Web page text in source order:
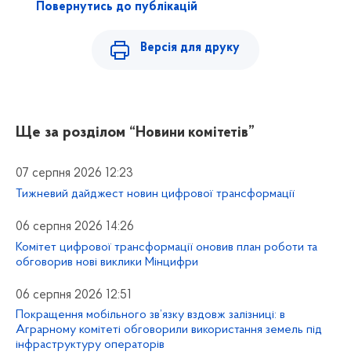
Повернутись до публікацій
Версія для друку
Ще за розділом “Новини комітетів”
07 серпня 2026 12:23
Тижневий дайджест новин цифрової трансформації
06 серпня 2026 14:26
Комітет цифрової трансформації оновив план роботи та
обговорив нові виклики Мінцифри
06 серпня 2026 12:51
Покращення мобільного зв’язку вздовж залізниці: в
Аграрному комітеті обговорили використання земель під
інфраструктуру операторів